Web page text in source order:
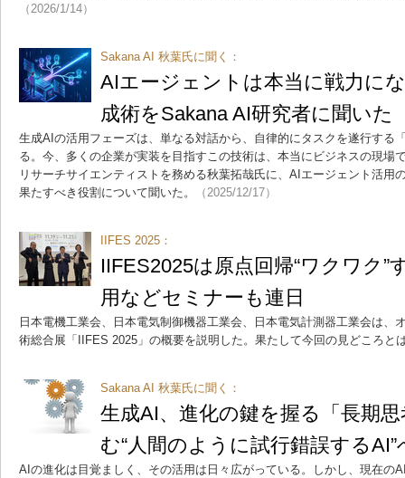
（2026/1/14）
Sakana AI 秋葉氏に聞く：
AIエージェントは本当に戦力に
成術をSakana AI研究者に聞いた
生成AIの活用フェーズは、単なる対話から、自律的にタスクを遂行する
る。今、多くの企業が実装を目指すこの技術は、本当にビジネスの現場
リサーチサイエンティストを務める秋葉拓哉氏に、AIエージェント活用
果たすべき役割について聞いた。
（2025/12/17）
IIFES 2025：
IIFES2025は原点回帰“ワクワク”
用などセミナーも連日
日本電機工業会、日本電気制御機器工業会、日本電気計測器工業会は、
術総合展「IIFES 2025」の概要を説明した。果たして今回の見どころと
Sakana AI 秋葉氏に聞く：
生成AI、進化の鍵を握る「長期
む“人間のように試行錯誤するAI”
AIの進化は目覚ましく、その活用は日々広がっている。しかし、現在の